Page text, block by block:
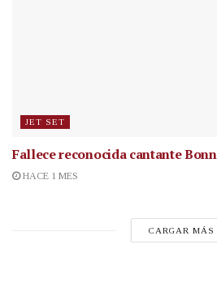
JET SET
Fallece reconocida cantante
HACE 1 MES
CARGAR MÁS